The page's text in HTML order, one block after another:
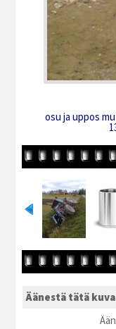
osu ja uppos
Äänestä tätä